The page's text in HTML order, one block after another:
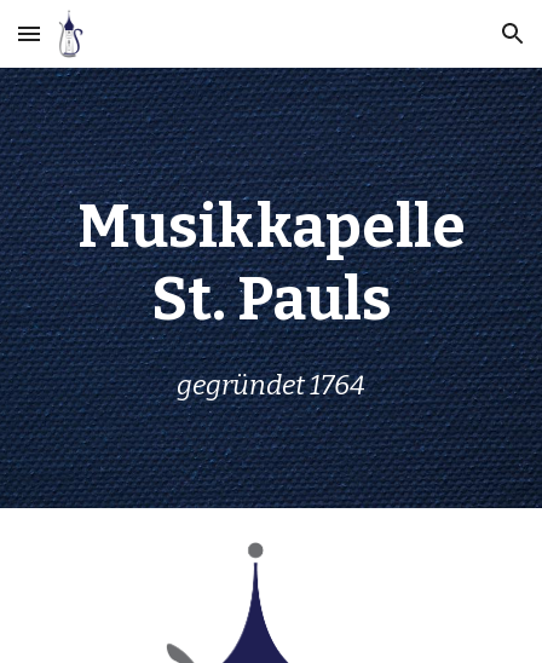
Skip to main content Skip to navigation
Musikkapelle
St. Pauls
gegründet 1764